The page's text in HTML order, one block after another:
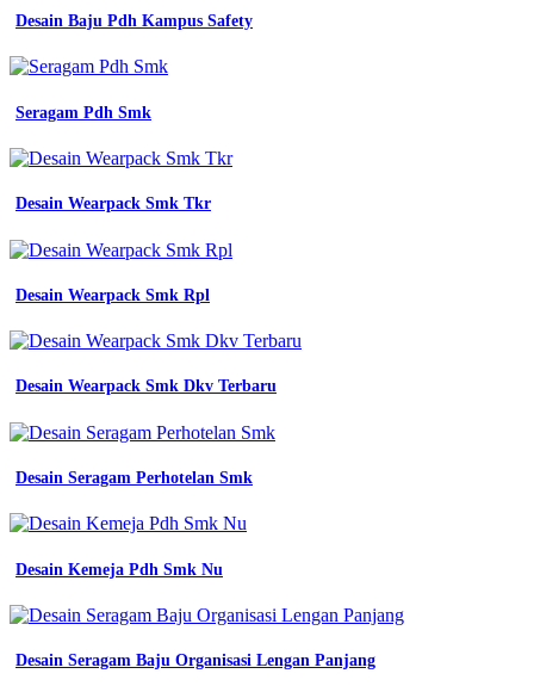
Desain Baju Pdh Kampus Safety
Seragam Pdh Smk
Desain Wearpack Smk Tkr
Desain Wearpack Smk Rpl
Desain Wearpack Smk Dkv Terbaru
Desain Seragam Perhotelan Smk
Desain Kemeja Pdh Smk Nu
Desain Seragam Baju Organisasi Lengan Panjang